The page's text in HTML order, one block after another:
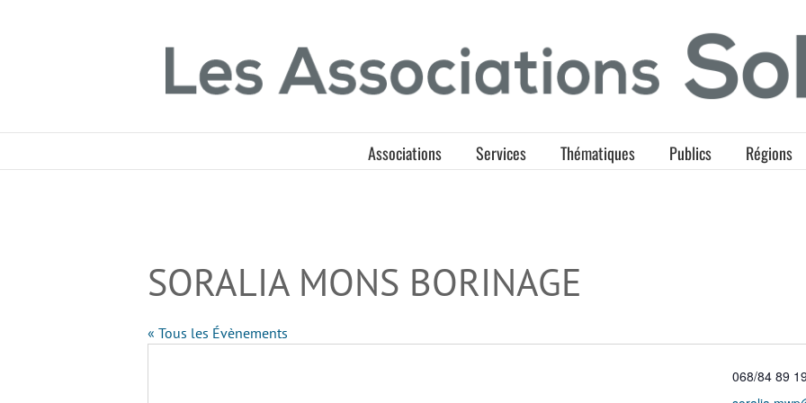
Associations Services Thématiques Publics Régions
SORALIA MONS BORINAGE
« Tous les Évènements
Téléphone
068/84 89